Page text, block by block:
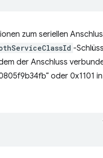
zum seriellen
-
der Anschluss
oder 0x1101 in